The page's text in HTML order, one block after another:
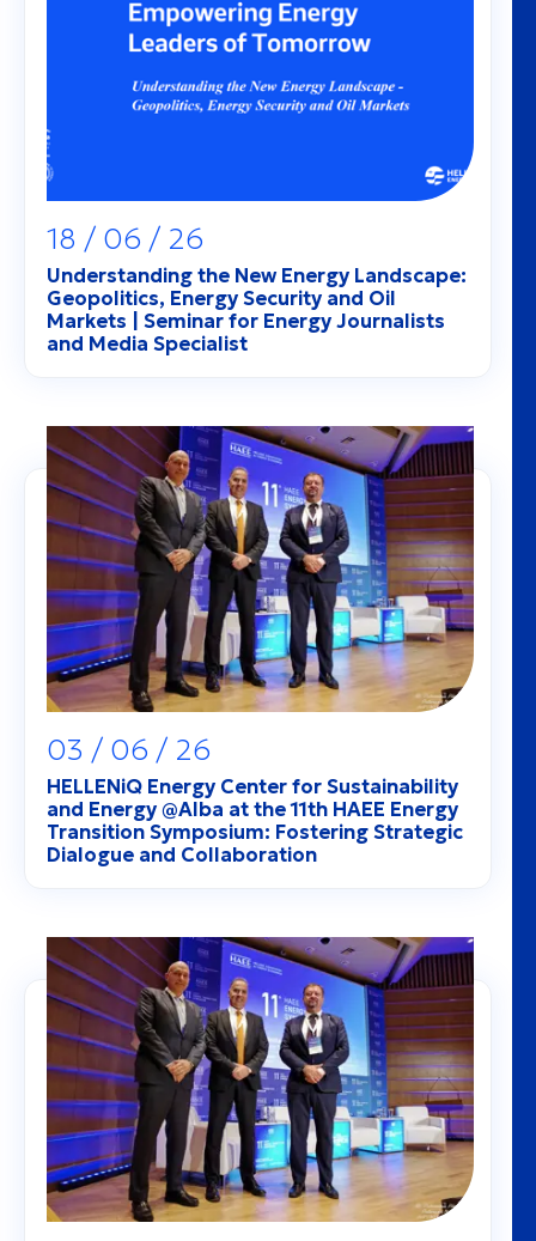
18 / 06 / 26
Understanding the New Energy Landscape:
Geopolitics, Energy Security and Oil
Markets | Seminar for Energy Journalists
and Media Specialist
03 / 06 / 26
HELLENiQ Energy Center for Sustainability
and Energy @Alba at the 11th HAEE Energy
Transition Symposium: Fostering Strategic
Dialogue and Collaboration